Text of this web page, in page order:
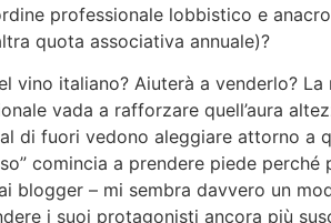
professionale lobbistico e
quota associativa annuale)?
vino italiano? Aiuterà a venderlo?
vada a rafforzare quell’aura
di fuori vedono aleggiare attorno a
comincia a prendere piede
blogger – mi sembra davvero un
i suoi protagonisti ancora più